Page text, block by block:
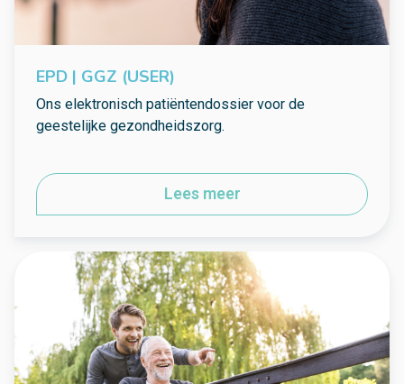
EPD | GGZ (USER)
Ons elektronisch patiëntendossier voor de
geestelijke gezondheidszorg.
Lees meer